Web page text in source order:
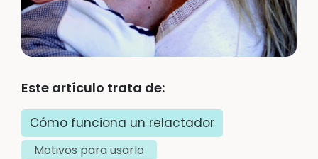
Este artículo trata de:
Cómo funciona un relactador
Motivos para usarlo